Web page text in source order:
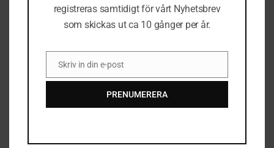
registreras samtidigt för vårt Nyhetsbrev
som skickas ut ca 10 gånger per år.
Email
Skriv in din e-post
PRENUMERERA